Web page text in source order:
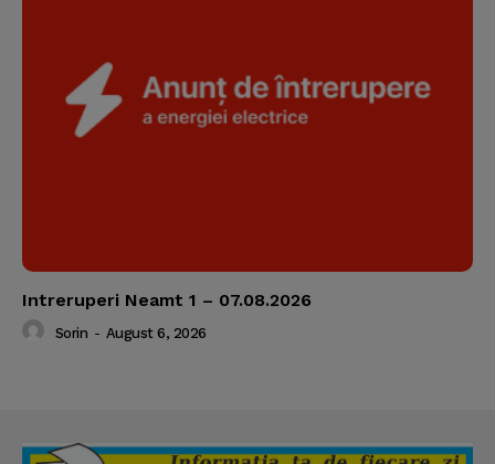
Intreruperi Neamt 1 – 07.08.2026
Sorin - August 6, 2026